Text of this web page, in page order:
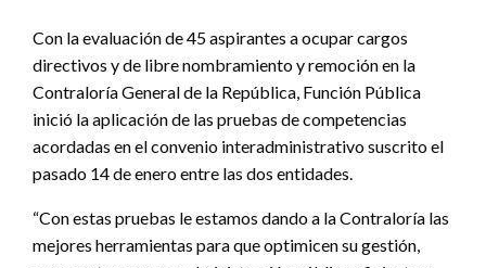
Con la evaluación de 45 aspirantes a ocupar cargos
directivos y de libre nombramiento y remoción en la
Contraloría General de la República, Función Pública
inició la aplicación de las pruebas de competencias
acordadas en el convenio interadministrativo suscrito el
pasado 14 de enero entre las dos entidades.
“Con estas pruebas le estamos dando a la Contraloría las
mejores herramientas para que optimicen su gestión,